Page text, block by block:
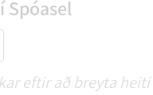
Spóasel
eftir að breyta